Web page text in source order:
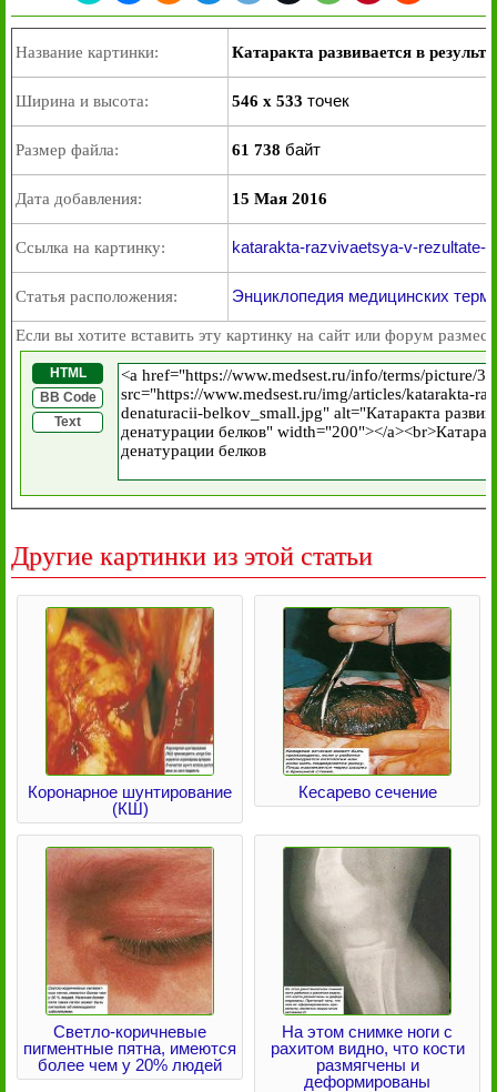
Название картинки: Катаракта развивается в
Ширина и высота: 546 x 533 точек
Размер файла: 61 738 байт
Дата добавления: 15 Мая 2016
Ссылка на картинку: katarakta-razvivaetsya-v-rezultate-
Статья расположения: Энциклопедия медицинских
Если вы хотите вставить эту картинку на сайт или форум
HTML
BB Code
Text
Другие картинки из этой статьи
Коронарное шунтирование
(КШ)
Кесарево сечение
Светло-коричневые
пигментные пятна, имеются
более чем у 20% людей
На этом снимке ноги с
рахитом видно, что кости
размягчены и
деформированы